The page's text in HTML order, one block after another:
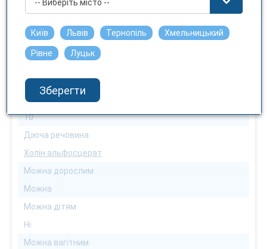
Первинна упаковка
ампула
Форма випуску
розчин
Кількість в упаковці
10
Діюча речовина
Холін альфосцерат
Можна дорослим
Можна
Можна дітям
Ні
Можна вагітним
-- Виберіть місто --
Київ Львів Тернопіль Хмельницький
Рівне Луцьк
Зберегти